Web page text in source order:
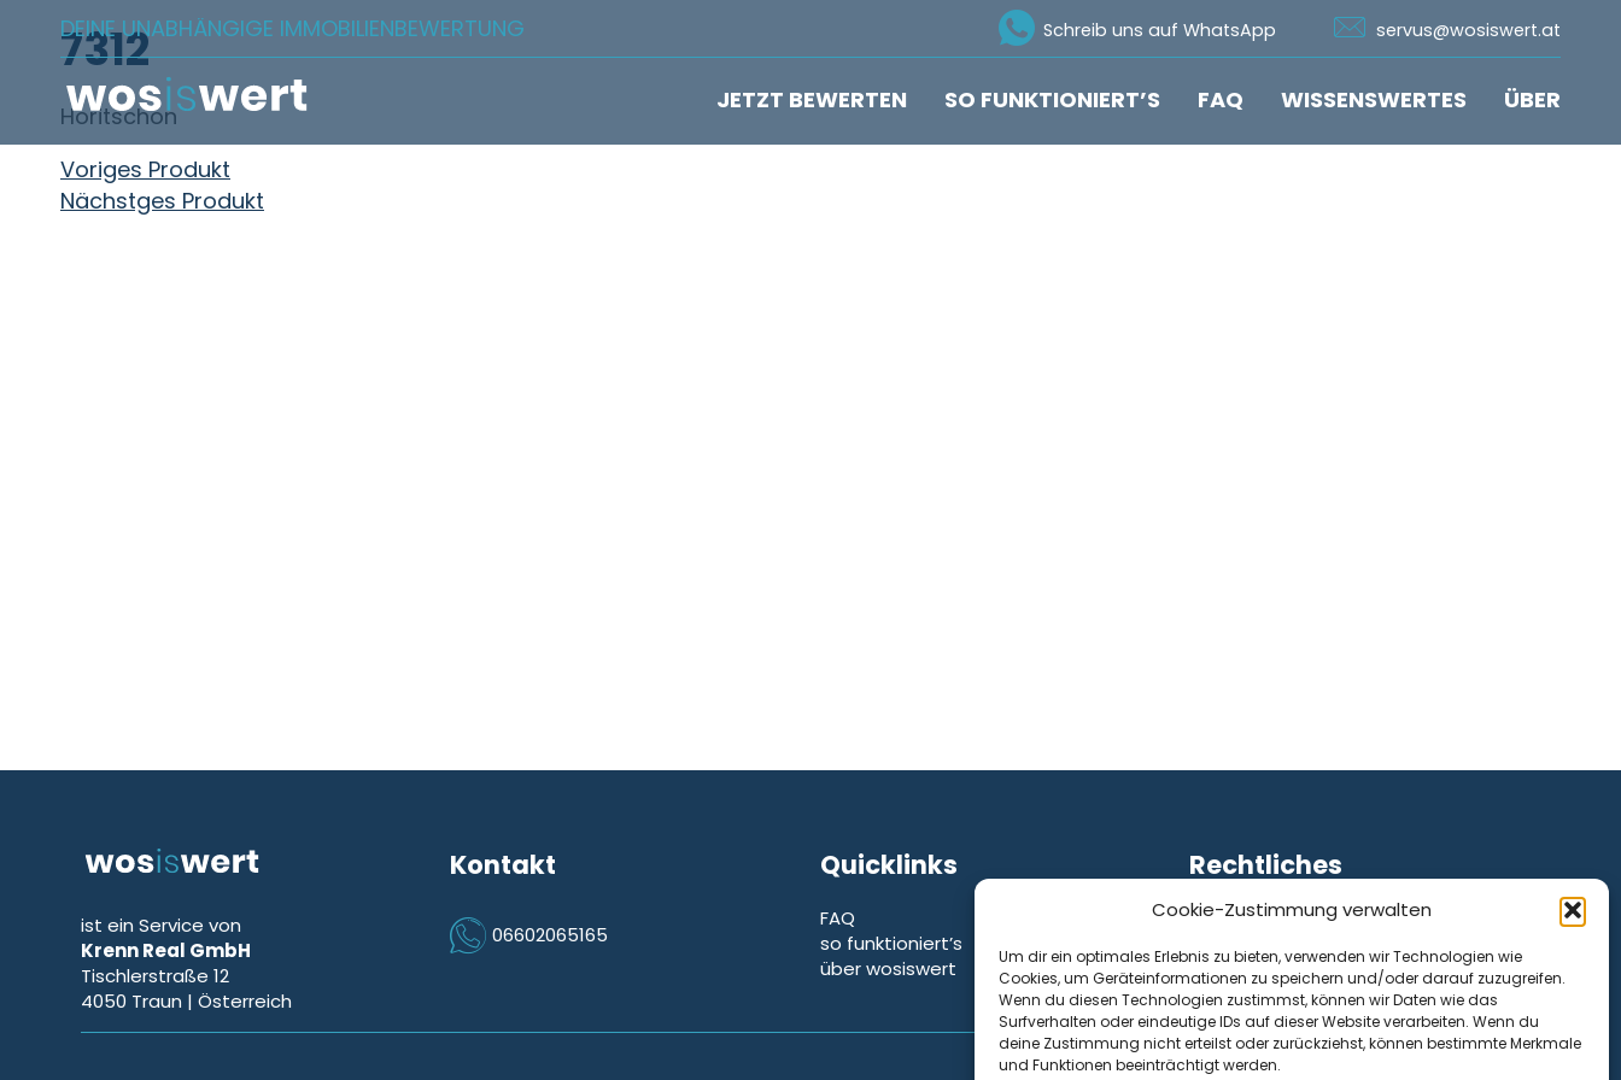
Cookie-Zustimmung verwalten
Um dir ein optimales Erlebnis zu bieten, verwenden wir Technologien wie
Cookies, um Geräteinformationen zu speichern und/oder darauf zuzugreifen.
Wenn du diesen Technologien zustimmst, können wir Daten wie das
Surfverhalten oder eindeutige IDs auf dieser Website verarbeiten. Wenn du
deine Zustimmung nicht erteilst oder zurückziehst, können bestimmte Merkmale
und Funktionen beeinträchtigt werden.
Zum Inhalt springen
DEINE UNABHÄNGIGE IMMOBILIENBEWERTUNG
Schreib uns auf WhatsApp
servus@wosiswert.at
JETZT BEWERTEN SO FUNKTIONIERT’S FAQ WISSENSWERTES ÜBER
7312
Horitschon
Beitragsnavigation
Voriges Produkt
Nächstges Produkt
ist ein Service von
Krenn Real GmbH
Tischlerstraße 12
4050 Traun | Österreich
Kontakt
Icon Phone
06602065165
Quicklinks
FAQ
so funktioniert’s
über wosiswert
Rechtliches
Impressum
Cookie-Richtlinie (EU)